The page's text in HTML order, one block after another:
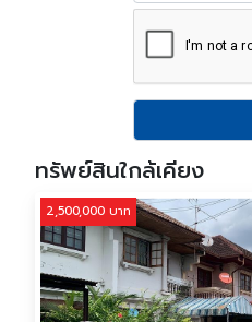
ทรัพย์สินใกล้เคียง
2,500,000 บาท